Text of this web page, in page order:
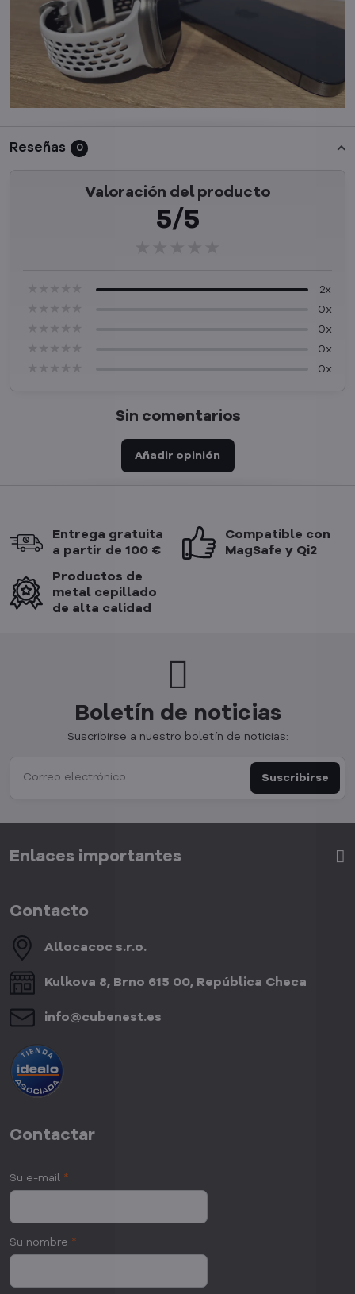
Reseñas 0
Valoración del producto
5/5
2x
0x
0x
0x
0x
Sin comentarios
Añadir opinión
Entrega gratuita
a partir de 100 €
Compatible con
MagSafe y Qi2
Productos de
metal cepillado
de alta calidad
Boletín de noticias
Suscribirse a nuestro boletín de noticias:
Suscribirse
Enlaces importantes
Contacto
Allocacoc s​.r​.o​.
Kulkova 8, Brno 615 00, República Checa
info​@cubenest​.es
Contactar
Su e-mail *
Su nombre *